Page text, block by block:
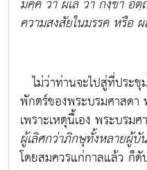
ความสงสัยในมรรค หรือ
ไม่ว่าท่านจะไปสู่ที่ประ
พักตร์ของพระบรมศาสด
เพราะเหตุนี้เอง พระบรม
ผู้เลิศกว่าภิกษุทั้งหลายผู้
โดยสมควรแก่กาลแล้ว ก็